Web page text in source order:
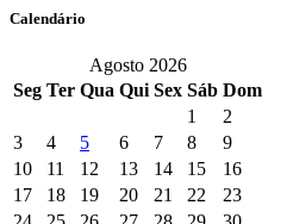
Calendário
Agosto 2026
Seg Ter Qua Qui Sex Sáb Dom
1
2
3
4 5 6 7 8
9
10
11 12 13 14 15
16
17
18 19 20 21 22
23